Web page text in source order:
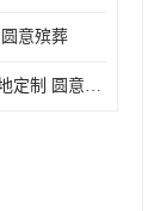
意殡葬
万福净土陵园墓地定制 圆意殡葬中心